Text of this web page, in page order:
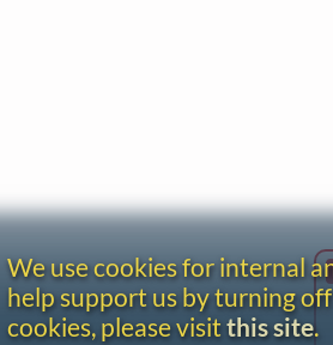
We use cookies for internal
help support us by turning
cookies, please visit this site.